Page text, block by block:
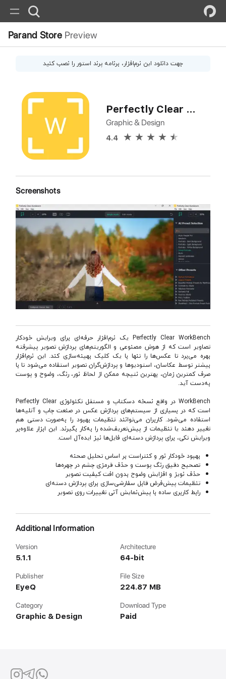
Parand Store Preview
جهت دانلود این نرم‌افزار، برنامه پرند استور را نصب کنید
Perfectly Clear WorkBench
Graphic & Design
4.4
Screenshots
Perfectly Clear WorkBench یک نرم‌افزار حرفه‌ای برای ویرایش خودکار
تصاویر است که از هوش مصنوعی و الگوریتم‌های پردازش تصویر پیشرفته
بهره می‌برد تا عکس‌ها را تنها با یک کلیک بهینه‌سازی کند. این نرم‌افزار
بیشتر توسط عکاسان، استودیوها و پردازش‌گران تصویر استفاده می‌شود تا با
صرف کمترین زمان، بهترین نتیجه ممکن از لحاظ نور، رنگ، وضوح و پوست
به‌دست آید.
WorkBench در واقع نسخه دسکتاپ و مستقل تکنولوژی Perfectly Clear
است که در بسیاری از سیستم‌های پردازش عکس در صنعت چاپ و آتلیه‌ها
استفاده می‌شود. کاربران می‌توانند تنظیمات بهبود را به‌صورت دستی هم
تغییر دهند یا تنظیمات از پیش‌تعریف‌شده را به‌کار بگیرند. این ابزار علاوه‌بر
ویرایش تکی، برای پردازش دسته‌ای فایل‌ها نیز ایده‌آل است.
بهبود خودکار نور و کنتراست بر اساس تحلیل صحنه
تصحیح دقیق رنگ پوست و حذف قرمزی چشم در چهره‌ها
حذف نویز و افزایش وضوح بدون افت کیفیت تصویر
تنظیمات پیش‌فرض قابل سفارشی‌سازی برای پردازش دسته‌ای
رابط کاربری ساده با پیش‌نمایش آنی تغییرات روی تصویر
Additional Information
Version
5.1.1
Architecture
64-bit
Publisher
EyeQ
File Size
224.87 MB
Category
Graphic & Design
Download Type
Paid